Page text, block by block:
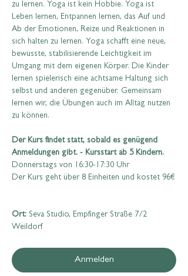
zu lernen. Yoga ist kein Hobbie. Yoga ist
Leben lernen, Entpannen lernen, das Auf und
Ab der Emotionen, Reize und Reaktionen in
sich halten zu lernen. Yoga schafft eine neue,
bewusste, stabilisierende Leichtigkeit im
Umgang mit dem eigenen Körper. Die Kinder
lernen spielerisch eine achtsame Haltung sich
selbst und anderen gegenüber. Gemeinsam
lernen wir, die Übungen auch im Alltag nutzen
zu können.
Der Kurs findet statt, sobald es genügend
Anmeldungen gibt. - Kursstart ab 5 Kindern.
Donnerstags von 16:30-17:30 Uhr
Der Kurs geht über 8 Einheiten und kostet 96€
Ort: Seva Studio, Empfinger Straße 7/2
Weildorf
Anmelden